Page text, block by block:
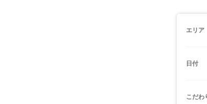
エリア
日付
こだわ